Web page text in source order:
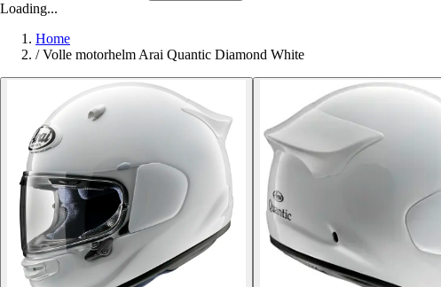
Loading...
Home
/ Volle motorhelm Arai Quantic Diamond White